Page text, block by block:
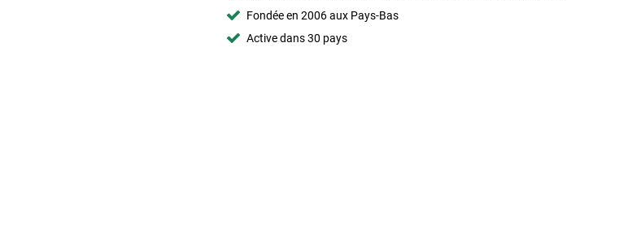
Fondée en 2006 aux Pays-Bas
Active dans 30 pays